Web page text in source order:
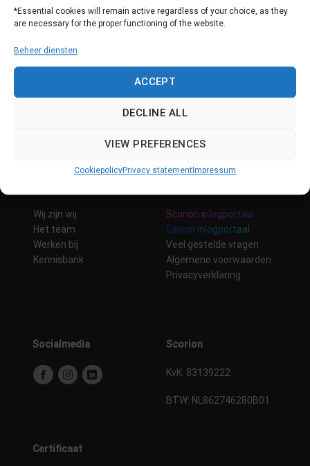
*Essential cookies will remain active regardless of your choice, as they
are necessary for the proper functioning of the website.
Beheer diensten
ACCEPT
DECLINE ALL
VIEW PREFERENCES
CookiepolicyPrivacy statement Impressum
Dataveiligheid
Contact
Wij zijn wij
Het team
Werken bij
Kennisbank
Scorion inlogportaal
Easion inlogportaal
Veel gestelde vragen
Algemene voorwaarden
Privacyverklaring
Socialmedia Scorion
KvK: 83139222
BTW: NL862746280B01
Certificaat